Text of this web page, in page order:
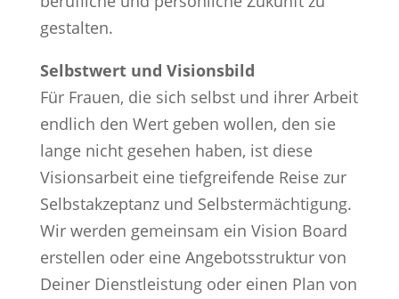
gestalten.
Selbstwert und Visionsbild
Für Frauen, die sich selbst und ihrer Arbeit
endlich den Wert geben wollen, den sie
lange nicht gesehen haben, ist diese
Visionsarbeit eine tiefgreifende Reise zur
Selbstakzeptanz und Selbstermächtigung.
Wir werden gemeinsam ein Vision Board
erstellen oder eine Angebotsstruktur von
Deiner Dienstleistung oder einen Plan von